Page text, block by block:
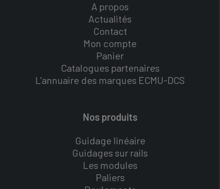
A propos
Actualités
Contact
Mon compte
Panier
Catalogues partenaires
L'annuaire des marques ECMU-DCS
Nos produits
Guidage linéaire
Guidages sur rails
Les modules
Paliers